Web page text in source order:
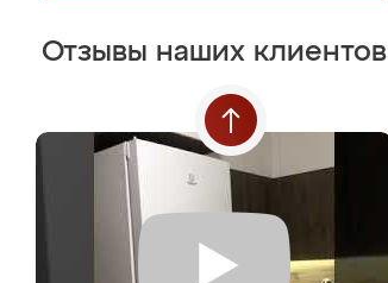
Отзывы наших клиентов